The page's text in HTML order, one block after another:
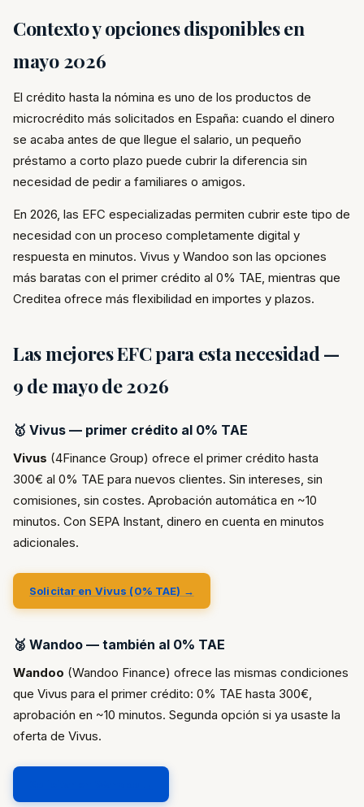
Contexto y opciones disponibles en
mayo 2026
El crédito hasta la nómina es uno de los productos de
microcrédito más solicitados en España: cuando el dinero
se acaba antes de que llegue el salario, un pequeño
préstamo a corto plazo puede cubrir la diferencia sin
necesidad de pedir a familiares o amigos.
En 2026, las EFC especializadas permiten cubrir este tipo de
necesidad con un proceso completamente digital y
respuesta en minutos. Vivus y Wandoo son las opciones
más baratas con el primer crédito al 0% TAE, mientras que
Creditea ofrece más flexibilidad en importes y plazos.
Las mejores EFC para esta necesidad —
9 de mayo de 2026
🥇 Vivus — primer crédito al 0% TAE
Vivus (4Finance Group) ofrece el primer crédito hasta
300€ al 0% TAE para nuevos clientes. Sin intereses, sin
comisiones, sin costes. Aprobación automática en ~10
minutos. Con SEPA Instant, dinero en cuenta en minutos
adicionales.
Solicitar en Vivus (0% TAE) →
🥈 Wandoo — también al 0% TAE
Wandoo (Wandoo Finance) ofrece las mismas condiciones
que Vivus para el primer crédito: 0% TAE hasta 300€,
aprobación en ~10 minutos. Segunda opción si ya usaste la
oferta de Vivus.